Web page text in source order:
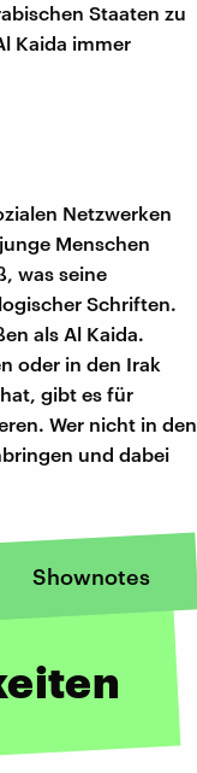
Staaten zu
Kaida immer
Netzwerken
Menschen
was seine
Schriften.
als Al Kaida.
oder in den Irak
gibt es für
Wer nicht in den
und dabei
Shownotes